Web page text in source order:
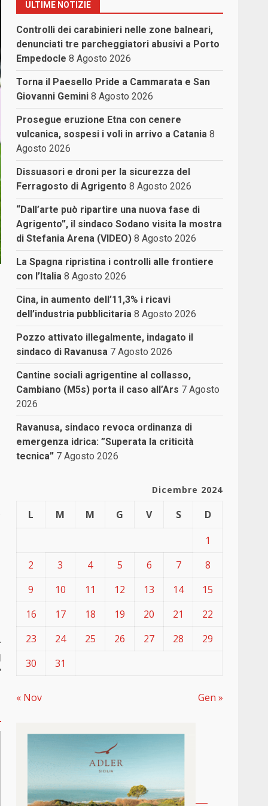
ULTIME NOTIZIE
Controlli dei carabinieri nelle zone balneari,
denunciati tre parcheggiatori abusivi a Porto
Empedocle 8 Agosto 2026
Torna il Paesello Pride a Cammarata e San
Giovanni Gemini 8 Agosto 2026
Prosegue eruzione Etna con cenere
vulcanica, sospesi i voli in arrivo a Catania 8
Agosto 2026
Dissuasori e droni per la sicurezza del
Ferragosto di Agrigento 8 Agosto 2026
“Dall’arte può ripartire una nuova fase di
Agrigento”, il sindaco Sodano visita la mostra
di Stefania Arena (VIDEO) 8 Agosto 2026
La Spagna ripristina i controlli alle frontiere
con l’Italia 8 Agosto 2026
Cina, in aumento dell’11,3% i ricavi
dell’industria pubblicitaria 8 Agosto 2026
Pozzo attivato illegalmente, indagato il
sindaco di Ravanusa 7 Agosto 2026
Cantine sociali agrigentine al collasso,
Cambiano (M5s) porta il caso all’Ars 7 Agosto
2026
Ravanusa, sindaco revoca ordinanza di
emergenza idrica: ”Superata la criticità
tecnica” 7 Agosto 2026
Dicembre 2024
L M M G V S
D
1
2
3 4 5 6 7
8
9
10 11 12 13 14
15
16
17 18 19 20 21
22
23
24 25 26 27 28
29
30
31
« Nov Gen »